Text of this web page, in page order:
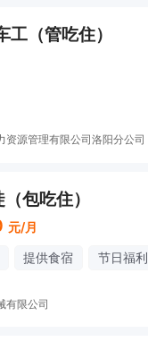
（管吃住）
资源管理有限公司洛阳分公司
包吃住）
元/月
提供食宿 节日福利
有限公司